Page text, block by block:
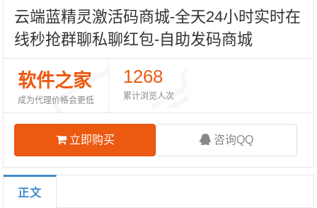
云端蓝精灵激活码商城-全天24小时实时在
线秒抢群聊私聊红包-自助发码商城
软件之家
成为代理价格会更低
1268
累计浏览人次
立即购买 咨询QQ
正文